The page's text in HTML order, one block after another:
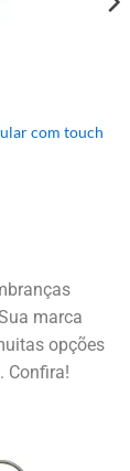
com touch
marca
opções
Confira!